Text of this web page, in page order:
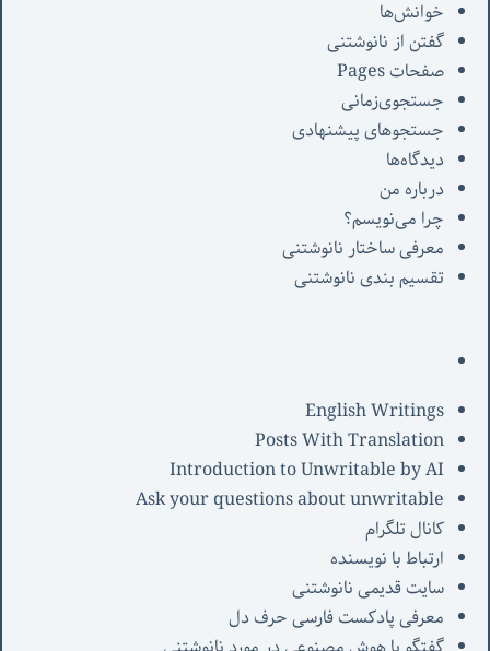
خوانش‌ها
گفتن از نانوشتنی
صفحات Pages
جستجوی‌زمانی
جستجوهای پیشنهادی
دیدگاه‌ها
درباره من
چرا می‌نویسم؟
معرفی‌ ساختار نانوشتنی
تقسیم بندی نانوشتنی
English Writings
Posts With Translation
Introduction to Unwritable by AI
Ask your questions about unwritable
کانال تلگرام
ارتباط با نویسنده
سایت قدیمی نانوشتنی
معرفی پادکست فارسی حرف دل